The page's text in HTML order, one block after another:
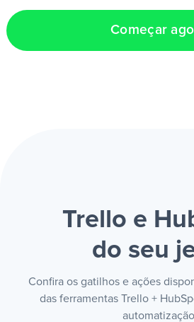
Começar
Trello e
do seu
Confira os gatilhos e ações
das ferramentas Trello +
automatização